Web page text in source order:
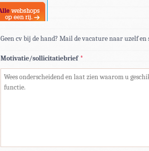
Geen cv bij de hand? Mail de vacature naar uzelf
Motivatie/sollicitatiebrief *